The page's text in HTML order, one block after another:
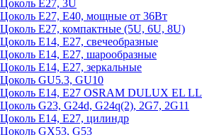
Цоколь Е27, 3U
Цоколь Е27, Е40, мощные от 36Вт
Цоколь Е27, компактные (5U, 6U, 8U)
Цоколь Е14, Е27, свечеобразные
Цоколь Е14, Е27, шарообразные
Цоколь Е14, Е27, зеркальные
Цоколь GU5.3, GU10
Цоколь Е14, Е27 OSRAM DULUX EL LL
Цоколь G23, G24d, G24q(2), 2G7, 2G11
Цоколь Е14, Е27, цилиндр
Цоколь GX53, G53